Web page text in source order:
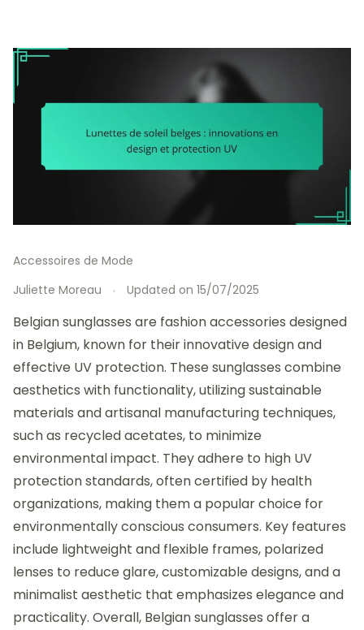
Accessoires de Mode
Juliette Moreau
Updated on 15/07/2025
Belgian sunglasses are fashion accessories designed
in Belgium, known for their innovative design and
effective UV protection. These sunglasses combine
aesthetics with functionality, utilizing sustainable
materials and artisanal manufacturing techniques,
such as recycled acetates, to minimize
environmental impact. They adhere to high UV
protection standards, often certified by health
organizations, making them a popular choice for
environmentally conscious consumers. Key features
include lightweight and flexible frames, polarized
lenses to reduce glare, customizable designs, and a
minimalist aesthetic that emphasizes elegance and
practicality. Overall, Belgian sunglasses offer a